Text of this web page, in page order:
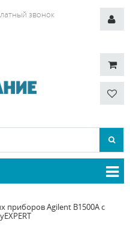
звонок
приборов Agilent B1500A с